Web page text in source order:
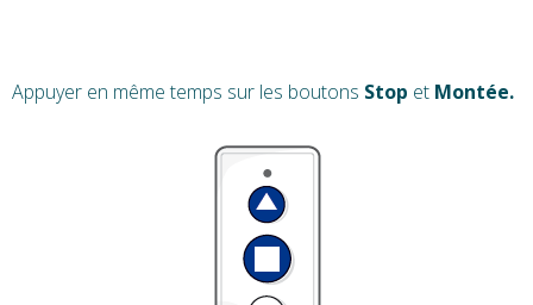
Appuyer en même temps sur les boutons Stop et Montée.